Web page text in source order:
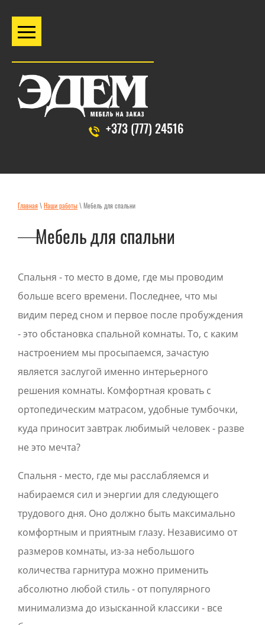
+373 (777) 24516
Главная \ Наши работы \ Мебель для спальни
Мебель для спальни
Спальня - то место в доме, где мы проводим
больше всего времени. Последнее, что мы
видим перед сном и первое после пробуждения
- это обстановка спальной комнаты. То, с каким
настроением мы просыпаемся, зачастую
является заслугой именно интерьерного
решения комнаты. Комфортная кровать с
ортопедическим матрасом, удобные тумбочки,
куда приносит завтрак любимый человек - разве
не это мечта?
Спальня - место, где мы расслабляемся и
набираемся сил и энергии для следующего
трудового дня. Оно должно быть максимально
комфортным и приятным глазу. Независимо от
размеров комнаты, из-за небольшого
количества гарнитура можно применить
абсолютно любой стиль - от популярного
минимализма до изысканной классики - все